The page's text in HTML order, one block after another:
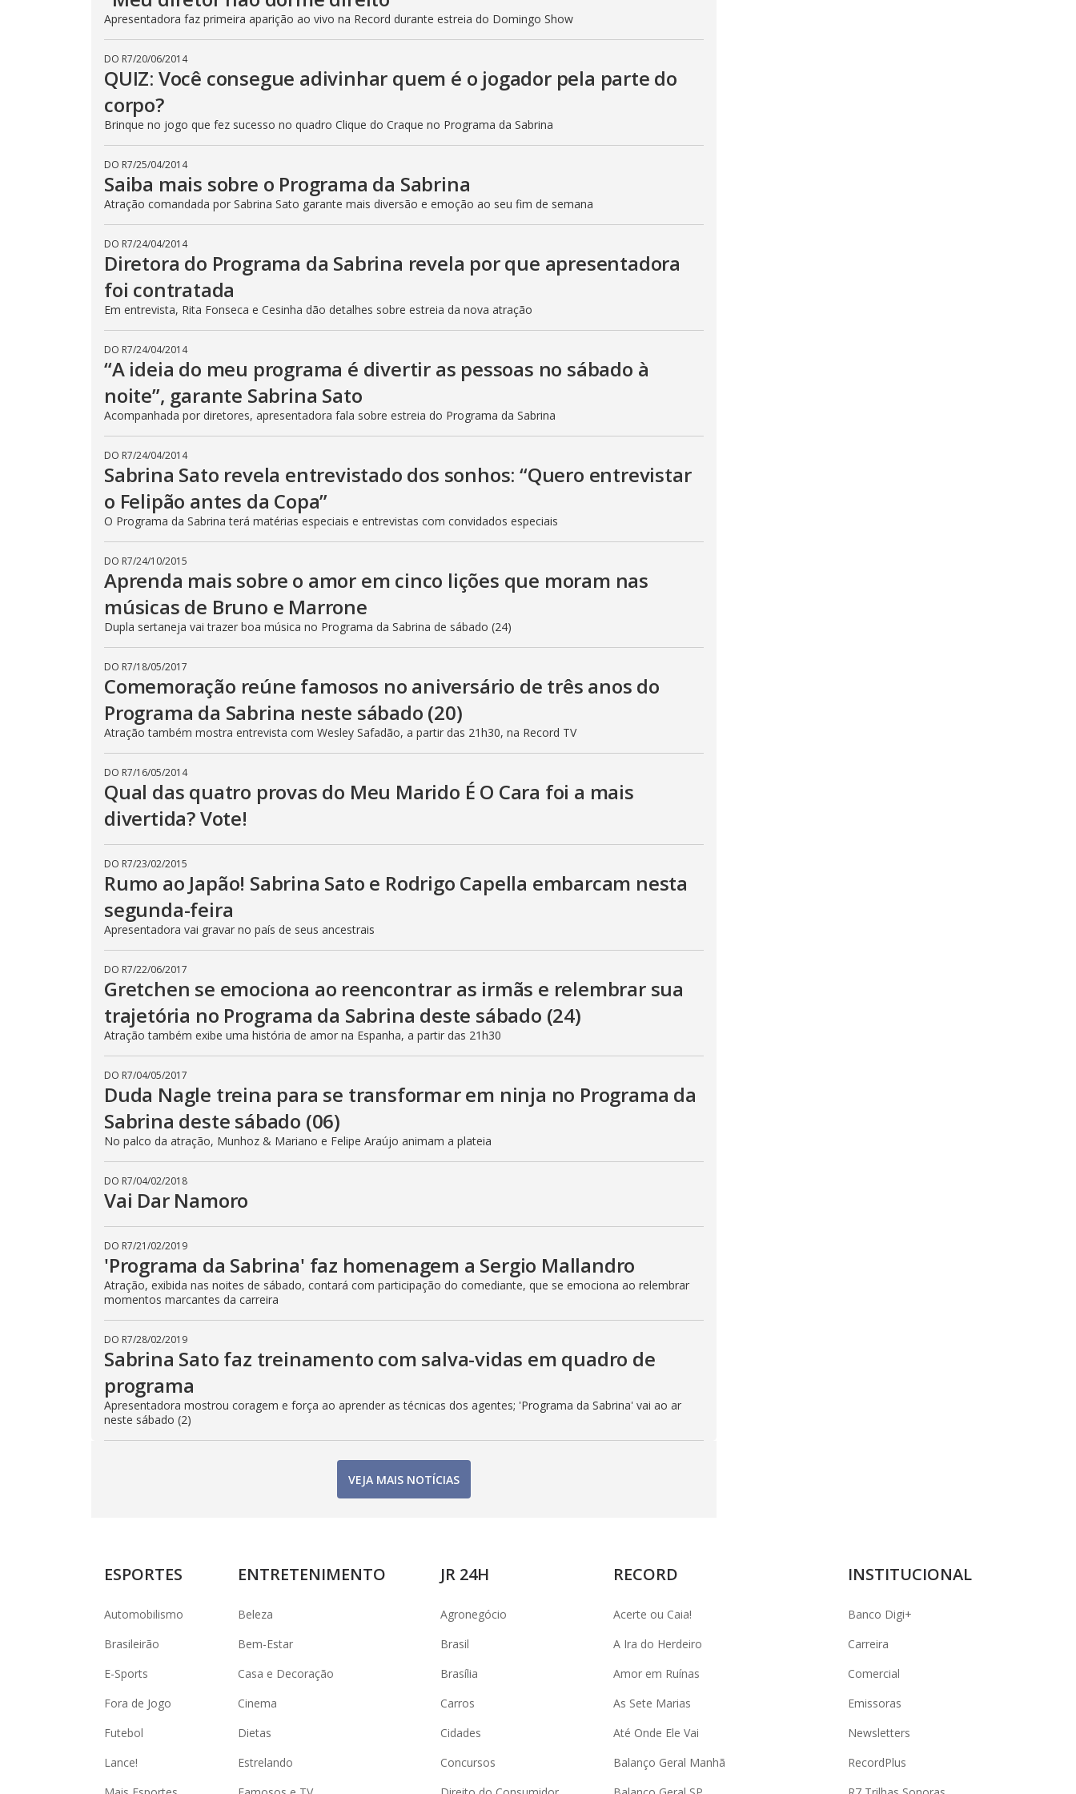
i
d
e
o
Apresentadora faz primeira aparição ao vivo na Record durante estreia do Domingo Show
DO R7/20/06/2014
QUIZ: Você consegue adivinhar quem é o jogador pela parte do
corpo?
Brinque no jogo que fez sucesso no quadro Clique do Craque no Programa da Sabrina
DO R7/25/04/2014
Saiba mais sobre o Programa da Sabrina
Atração comandada por Sabrina Sato garante mais diversão e emoção ao seu fim de semana
DO R7/24/04/2014
Diretora do Programa da Sabrina revela por que apresentadora
foi contratada
Em entrevista, Rita Fonseca e Cesinha dão detalhes sobre estreia da nova atração
DO R7/24/04/2014
“A ideia do meu programa é divertir as pessoas no sábado à
noite”, garante Sabrina Sato
Acompanhada por diretores, apresentadora fala sobre estreia do Programa da Sabrina
DO R7/24/04/2014
Sabrina Sato revela entrevistado dos sonhos: “Quero entrevistar
o Felipão antes da Copa”
O Programa da Sabrina terá matérias especiais e entrevistas com convidados especiais
DO R7/24/10/2015
Aprenda mais sobre o amor em cinco lições que moram nas
músicas de Bruno e Marrone
Dupla sertaneja vai trazer boa música no Programa da Sabrina de sábado (24)
DO R7/18/05/2017
Comemoração reúne famosos no aniversário de três anos do
Programa da Sabrina neste sábado (20)
Atração também mostra entrevista com Wesley Safadão, a partir das 21h30, na Record TV
DO R7/16/05/2014
Qual das quatro provas do Meu Marido É O Cara foi a mais
divertida? Vote!
DO R7/23/02/2015
Rumo ao Japão! Sabrina Sato e Rodrigo Capella embarcam nesta
segunda-feira
Apresentadora vai gravar no país de seus ancestrais
DO R7/22/06/2017
Gretchen se emociona ao reencontrar as irmãs e relembrar sua
trajetória no Programa da Sabrina deste sábado (24)
Atração também exibe uma história de amor na Espanha, a partir das 21h30
DO R7/04/05/2017
Duda Nagle treina para se transformar em ninja no Programa da
Sabrina deste sábado (06)
No palco da atração, Munhoz & Mariano e Felipe Araújo animam a plateia
DO R7/04/02/2018
Vai Dar Namoro
DO R7/21/02/2019
'Programa da Sabrina' faz homenagem a Sergio Mallandro
Atração, exibida nas noites de sábado, contará com participação do comediante, que se emociona ao relembrar
momentos marcantes da carreira
DO R7/28/02/2019
Sabrina Sato faz treinamento com salva-vidas em quadro de
programa
Apresentadora mostrou coragem e força ao aprender as técnicas dos agentes; 'Programa da Sabrina' vai ao ar
neste sábado (2)
VEJA MAIS NOTÍCIAS
ESPORTES
Automobilismo
Brasileirão
E-Sports
Fora de Jogo
Futebol
Lance!
ENTRETENIMENTO
Beleza
Bem-Estar
Casa e Decoração
Cinema
Dietas
Estrelando
JR 24H
Agronegócio
Brasil
Brasília
Carros
Cidades
Concursos
RECORD
Acerte ou Caia!
A Ira do Herdeiro
Amor em Ruínas
As Sete Marias
Até Onde Ele Vai
Balanço Geral Manhã
INSTITUCIONAL
Banco Digi+
Carreira
Comercial
Emissoras
Newsletters
RecordPlus